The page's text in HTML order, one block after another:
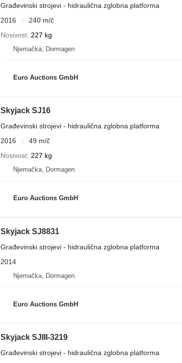
Građevinski strojevi - hidraulična zglobna platforma
2016
240 m/č
Nosivost 227 kg
Njemačka, Dormagen
Euro Auctions GmbH
Skyjack SJ16
Građevinski strojevi - hidraulična zglobna platforma
2016
49 m/č
Nosivost 227 kg
Njemačka, Dormagen
Euro Auctions GmbH
Skyjack SJ8831
Građevinski strojevi - hidraulična zglobna platforma
2014
Njemačka, Dormagen
Euro Auctions GmbH
Skyjack SJIII-3219
Građevinski strojevi - hidraulična zglobna platforma